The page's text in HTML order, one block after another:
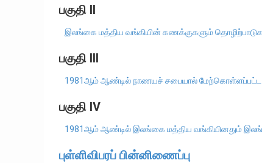
பகுதி II
இலங்கை மத்திய வங்கியின் கணக்குகளும்
பகுதி III
1981ஆம் ஆண்டில் நாணயச் சபையால் மேற்கொள்ளப்பட்ட
பகுதி IV
1981ஆம் ஆண்டில் இலங்கை மத்திய வங்கியினதும்
புள்ளிவிபரப் பின்னிணைப்பு